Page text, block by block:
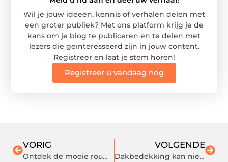
Wil je jouw ideeën, kennis of verhalen delen met
een groter publiek? Met ons platform krijg je de
kans om je blog te publiceren en te delen met
lezers die geïnteresseerd zijn in jouw content.
Registreer en laat je stem horen!
Registreer u vandaag nog
VORIG
Ontdek de mooie rouwbloemen van deze expert uit hartje Rotterdam
VOLGENDE
Dakbedekking kan niet zonder EPDM lijm in de praktijk